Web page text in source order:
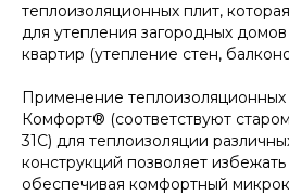
теплоизоляционных плит,
для утепления загородных
квартир (утепление стен,
Применение
Комфорт® (соответствуют
31С) для теплоизоляции
конструкций позволяет
обеспечивая комфортный